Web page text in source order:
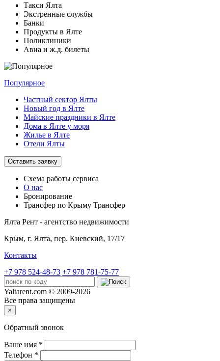
Такси Ялта
Экстренные службы
Банки
Продукты в Ялте
Поликлиники
Авиа и ж.д. билеты
Популярное
Частный сектор Ялты
Новый год в Ялте
Майские праздники в Ялте
Дома в Ялте у моря
Жилье в Ялте
Отели Ялты
Оставить заявку
Схема работы сервиса
О нас
Бронирование
Трансфер по Крыму Трансфер
Ялта Рент - агентство недвижимости
Крым, г. Ялта, пер. Киевский, 17/17
Контакты
+7 978 524-48-73 +7 978 781-75-77
Yaltarent.com © 2009-2026
Все права защищены
×
Обратный звонок
Ваше имя *
Телефон *